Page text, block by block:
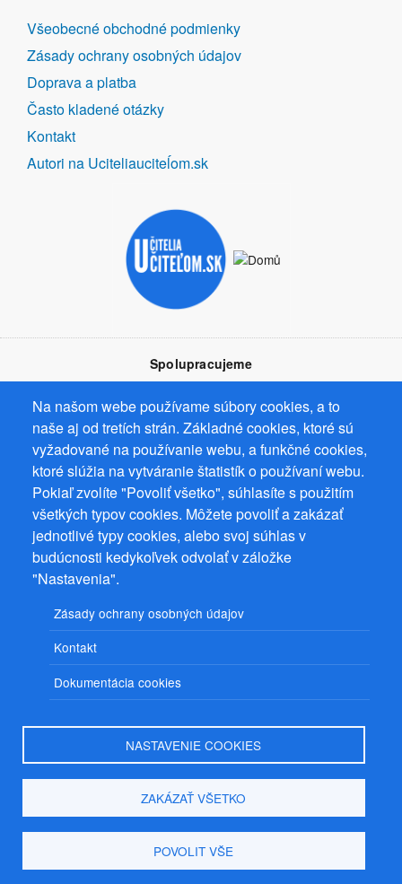
Na našom webe používame súbory cookies, a to
naše aj od tretích strán. Základné cookies, ktoré sú
vyžadované na používanie webu, a funkčné cookies,
ktoré slúžia na vytváranie štatistík o používaní webu.
Pokiaľ zvolíte "Povoliť všetko", súhlasíte s použitím
všetkých typov cookies. Môžete povoliť a zakázať
jednotlivé typy cookies, alebo svoj súhlas v
budúcnosti kedykoľvek odvolať v záložke
"Nastavenia".
Zásady ochrany osobných údajov
Kontakt
Dokumentácia cookies
NASTAVENIE COOKIES
ZAKÁZAŤ VŠETKO
POVOLIT VŠE
DALŠÍ
ODKAZY
Všeobecné obchodné podmienky
Zásady ochrany osobných údajov
Doprava a platba
Často kladené otázky
Kontakt
Autori na Uciteliauciteĺom.sk
Spolupracujeme
Prevádzkovateľ: Mgr. Bc. Žaneta Radimecká, MBA, Ostrov 256, 561
22 Ostrov, IČ 08993033, DIČ CZ9161263958
© 2026PuzzleWebs s.r.o.